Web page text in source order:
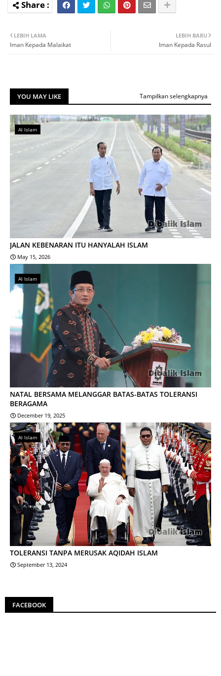
LEBIH BARU
Iman Kepada Rasul
LEBIH LAMA
Iman Kepada Malaikat
YOU MAY LIKE Tampilkan selengkapnya
Al Islam
JALAN KEBENARAN ITU HANYALAH ISLAM
May 15, 2026
Al Islam
NATAL BERSAMA MELANGGAR BATAS-BATAS TOLERANSI
BERAGAMA
December 19, 2025
Al Islam
TOLERANSI TANPA MERUSAK AQIDAH ISLAM
September 13, 2024
FACEBOOK